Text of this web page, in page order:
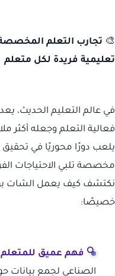
🎨 تجارب التعلم
تعليمية فريدة لكل متعلم
في عالم التعليم الحديث،
فعالية التعلم وجعله أكثر
يلعب دورًا محوريًا في
مخصصة تلبي الاحتياجات
نكتشف كيف يعمل الشات
خصيصًا:
🔍 فهم عميق
الصناعي لجمع بيانات